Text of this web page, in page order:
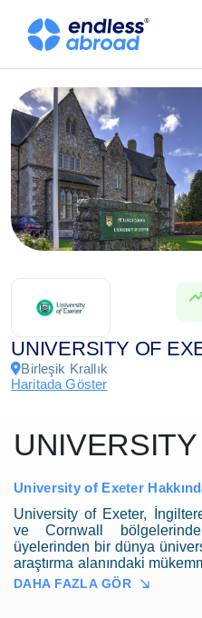
UNIVERSITY OF
Birleşik Krallık
Haritada Göster
University of Exeter
University of Exeter,
ve Cornwall
üyelerinden bir dünya
araştırma alanındaki
bu yana eğitim ve keşif
DAHA FAZLA GÖR